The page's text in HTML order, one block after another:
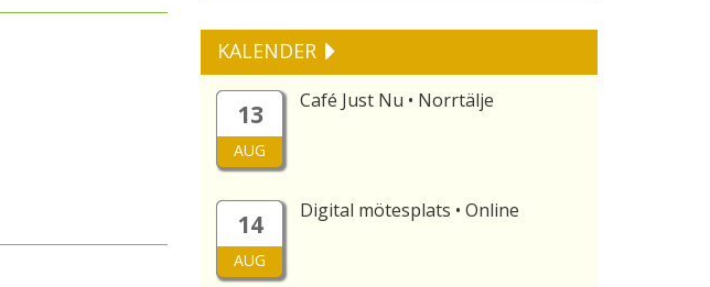
KALENDER
13
AUG
Café Just Nu • Norrtälje
14
AUG
Digital mötesplats • Online